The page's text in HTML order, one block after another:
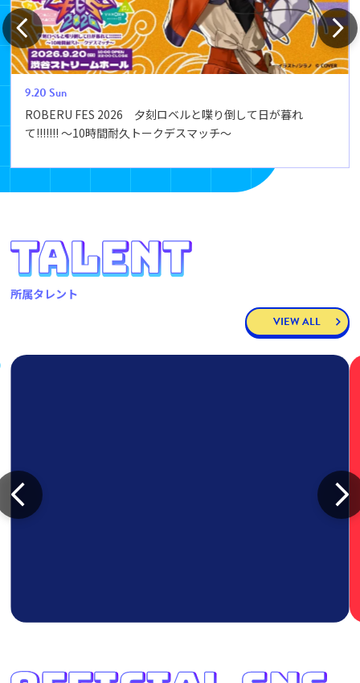
9.20Sun
ROBERU FES 2026 夕刻ロベルと喋り倒して日が暮れ
て!!!!!!! ～10時間耐久トークデスマッチ～
所属タレント
VIEW ALL